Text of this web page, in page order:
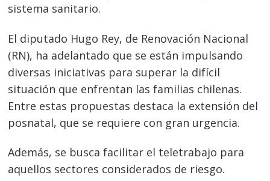
sistema sanitario.
El diputado Hugo Rey, de Renovación Nacional
(RN), ha adelantado que se están impulsando
diversas iniciativas para superar la difícil
situación que enfrentan las familias chilenas.
Entre estas propuestas destaca la extensión del
posnatal, que se requiere con gran urgencia.
Además, se busca facilitar el teletrabajo para
aquellos sectores considerados de riesgo.